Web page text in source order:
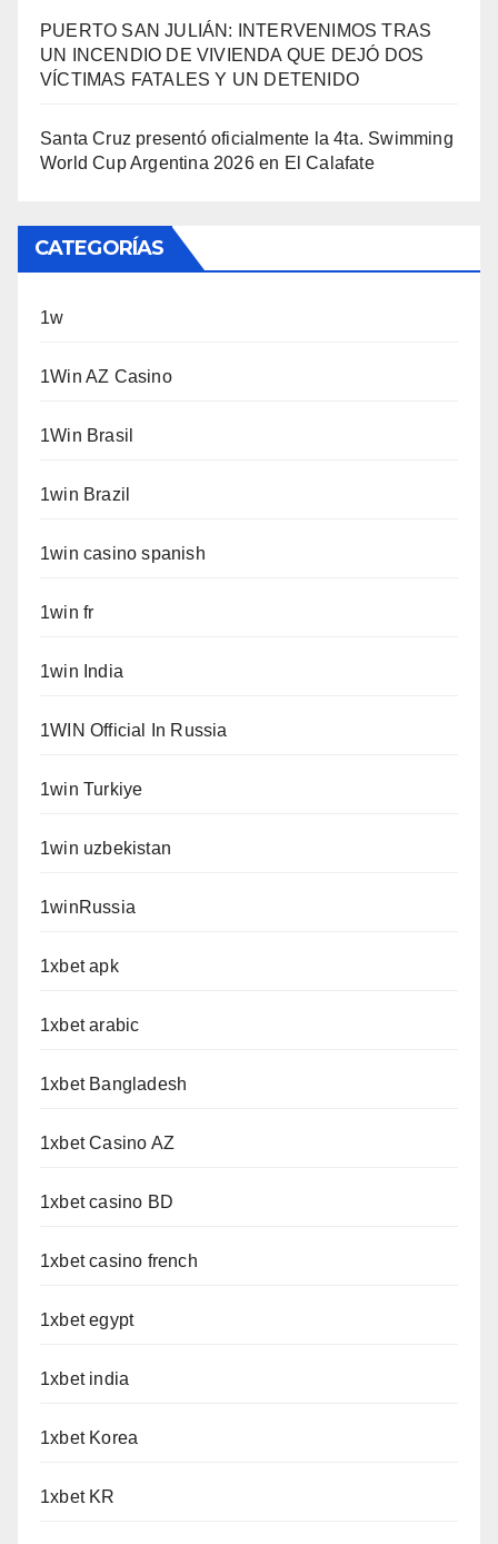
PUERTO SAN JULIÁN: INTERVENIMOS TRAS
UN INCENDIO DE VIVIENDA QUE DEJÓ DOS
VÍCTIMAS FATALES Y UN DETENIDO
Santa Cruz presentó oficialmente la 4ta. Swimming
World Cup Argentina 2026 en El Calafate
CATEGORÍAS
1w
1Win AZ Casino
1Win Brasil
1win Brazil
1win casino spanish
1win fr
1win India
1WIN Official In Russia
1win Turkiye
1win uzbekistan
1winRussia
1xbet apk
1xbet arabic
1xbet Bangladesh
1xbet Casino AZ
1xbet casino BD
1xbet casino french
1xbet egypt
1xbet india
1xbet Korea
1xbet KR